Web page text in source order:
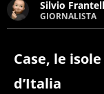
Silvio
GIORNALISTA
Giornalista
cronaca,
Case, le
d’Italia